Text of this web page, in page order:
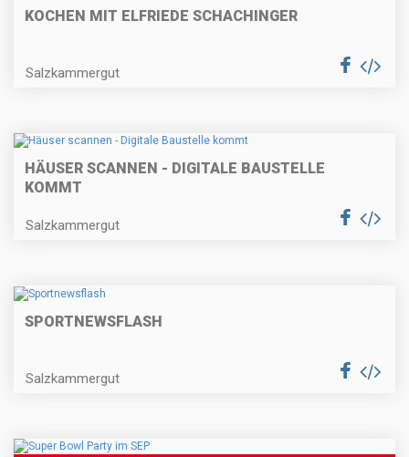
KOCHEN MIT ELFRIEDE SCHACHINGER
Salzkammergut
HÄUSER SCANNEN - DIGITALE BAUSTELLE
KOMMT
Salzkammergut
SPORTNEWSFLASH
Salzkammergut